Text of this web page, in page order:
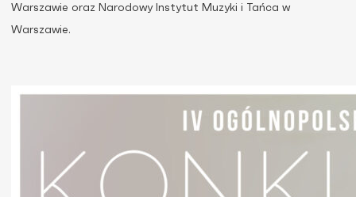
Warszawie oraz Narodowy Instytut Muzyki i Tańca w
Warszawie.